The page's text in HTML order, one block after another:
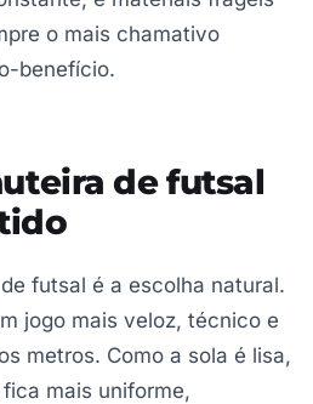
o mais chamativo
benefício.
de futsal
futsal é a escolha natural.
jogo mais veloz, técnico e
metros. Como a sola é lisa,
mais uniforme,